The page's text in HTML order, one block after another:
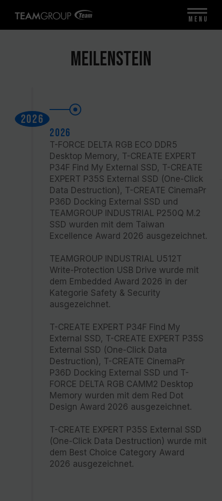
Meilenstein
2026
2026
T-FORCE DELTA RGB ECO DDR5
Desktop Memory, T-CREATE EXPERT
P34F Find My External SSD, T-CREATE
EXPERT P35S External SSD (One-Click
Data Destruction), T-CREATE CinemaPr
P36D Docking External SSD und
TEAMGROUP INDUSTRIAL P250Q M.2
SSD wurden mit dem Taiwan
Excellence Award 2026 ausgezeichnet.
TEAMGROUP INDUSTRIAL U512T
Write-Protection USB Drive wurde mit
dem Embedded Award 2026 in der
Kategorie Safety & Security
ausgezeichnet.
T-CREATE EXPERT P34F Find My
External SSD, T-CREATE EXPERT P35S
External SSD (One-Click Data
Destruction), T-CREATE CinemaPr
P36D Docking External SSD und T-
FORCE DELTA RGB CAMM2 Desktop
Memory wurden mit dem Red Dot
Design Award 2026 ausgezeichnet.
T-CREATE EXPERT P35S External SSD
(One-Click Data Destruction) wurde mit
dem Best Choice Category Award
2026 ausgezeichnet.
MENU